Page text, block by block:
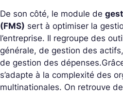
De son côté, le module de
(FMS) sert à optimiser la
l’entreprise. Il regroupe des
générale, de gestion des
de gestion des dépenses.
s’adapte à la complexité des
multinationales. On retrouve